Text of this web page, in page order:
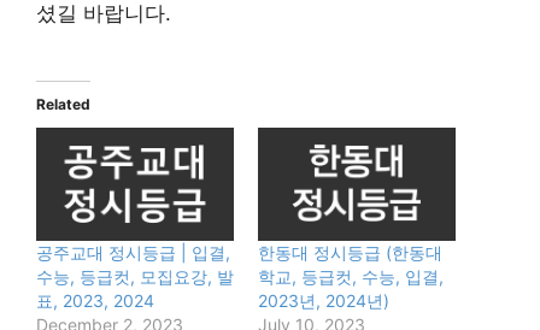
셨길 바랍니다.
Related
공주교대 정시등급 | 입결,
수능, 등급컷, 모집요강, 발
표, 2023, 2024
December 2, 2023
한동대 정시등급 (한동대
학교, 등급컷, 수능, 입결,
2023년, 2024년)
July 10, 2023